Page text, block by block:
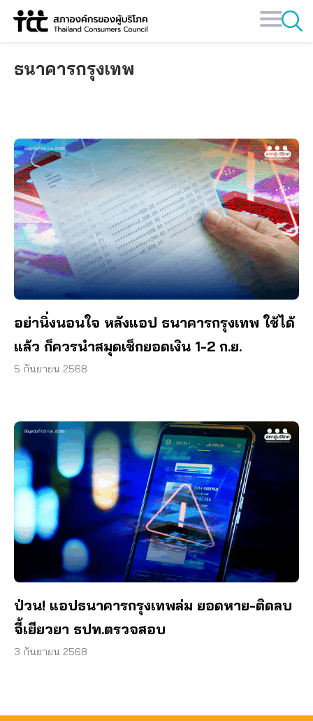
Skip
ธนาคารกรุงเทพ
อย่านิ่งนอนใจ หลังแอป ธนาคารกรุงเทพ ใช้ได้
แล้ว ก็ควรนำสมุดเช็กยอดเงิน 1-2 ก.ย.
5 กันยายน 2568
ป่วน! แอปธนาคารกรุงเทพล่ม ยอดหาย-ติดลบ
จี้เยียวยา ธปท.ตรวจสอบ
3 กันยายน 2568